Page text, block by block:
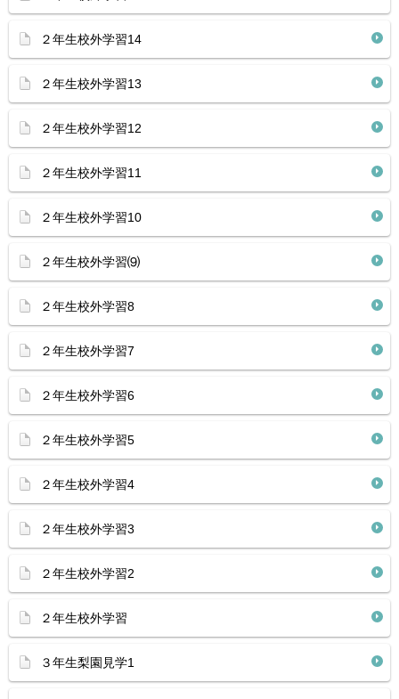
２年生校外学習14
２年生校外学習13
２年生校外学習12
２年生校外学習11
２年生校外学習10
２年生校外学習⑼
２年生校外学習8
２年生校外学習7
２年生校外学習6
２年生校外学習5
２年生校外学習4
２年生校外学習3
２年生校外学習2
２年生校外学習
３年生梨園見学1